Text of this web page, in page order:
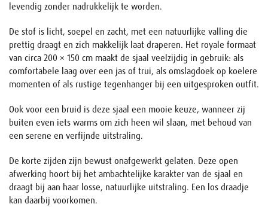
levendig zonder nadrukkelijk te worden.
De stof is licht, soepel en zacht, met een natuurlijke valling die
prettig draagt en zich makkelijk laat draperen. Het royale formaat
van circa 200 × 150 cm maakt de sjaal veelzijdig in gebruik: als
comfortabele laag over een jas of trui, als omslagdoek op koelere
momenten of als rustige tegenhanger bij een uitgesproken outfit.
Ook voor een bruid is deze sjaal een mooie keuze, wanneer zij
buiten even iets warms om zich heen wil slaan, met behoud van
een serene en verfijnde uitstraling.
De korte zijden zijn bewust onafgewerkt gelaten. Deze open
afwerking hoort bij het ambachtelijke karakter van de sjaal en
draagt bij aan haar losse, natuurlijke uitstraling. Een los draadje
kan daarbij voorkomen.